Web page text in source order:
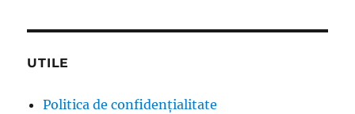
UTILE
Politica de confidențialitate